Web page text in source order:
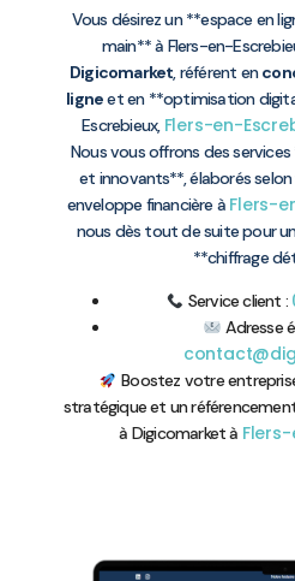
Vous désirez un **espace en
main** à Flers-en-
Digicomarket, référent en
ligneet en **optimisation
Escrebieux, Flers-en-
Nous vous offrons des
et innovants**, élaborés
enveloppe financière à Flers-
nous dès tout de suite pour
**chiffrage
Service client :
Adresse
Boostez votre
stratégique et un
à Digicomarket à